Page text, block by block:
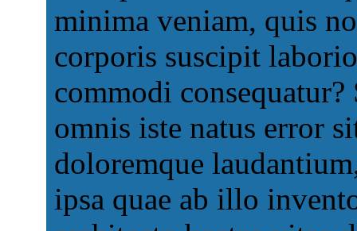
minima veniam, quis
corporis suscipit
commodi
omnis iste natus error
doloremque
ipsa quae ab illo